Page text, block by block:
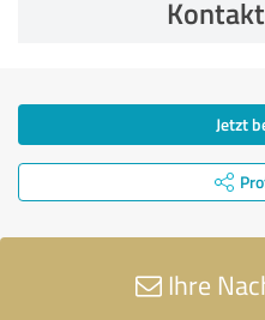
Jetzt
Ihre